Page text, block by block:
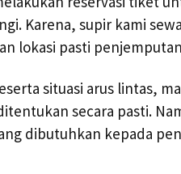
Karena, supir kami
lokasi pasti
situasi arus lintas,
secara pasti.
dibutuhkan kepada